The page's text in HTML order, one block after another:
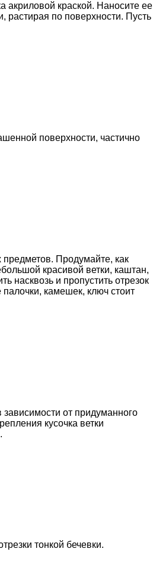
акриловой краской. Наносите ее
растирая по поверхности. Пусть
поверхности, частично
предметов. Продумайте, как
красивой ветки, каштан,
насквозь и пропустить отрезок
камешек, ключ стоит
от придуманного
кусочка ветки
тонкой бечевки.